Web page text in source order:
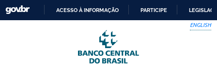
Skip to main content
PARA
O
CONTEÚDO
ACESSO À INFORMAÇÃO PARTICIPE
ENGLISH